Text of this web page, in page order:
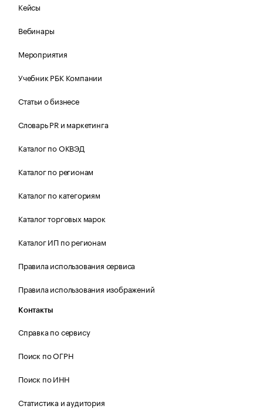
Кейсы
Вебинары
Мероприятия
Учебник РБК Компании
Статьи о бизнесе
Словарь PR и маркетинга
Каталог по ОКВЭД
Каталог по регионам
Каталог по категориям
Каталог торговых марок
Каталог ИП по регионам
Правила использования сервиса
Правила использования изображений
Контакты
Справка по сервису
Поиск по ОГРН
Поиск по ИНН
Статистика и аудитория